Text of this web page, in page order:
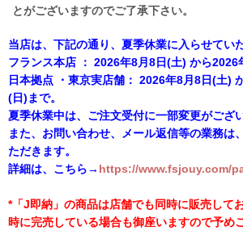
とがございますのでご了承下さい。
当店は、下記の通り、夏季休業に入らせてい
フランス本店 ： 2026年8月8日(土) から2026
日本拠点 ・東京実店舗： 2026年8月8日(土)
(日)まで。
夏季休業中は、ご注文受付に一部変更がござ
また、お問い合わせ、メール返信等の業務は
ただきます。
詳細は、こちら→ https://www.fsjouy.com/
*「J即納」の商品は店舗でも同時に販売して
時に完売している場合も御座いますので予め